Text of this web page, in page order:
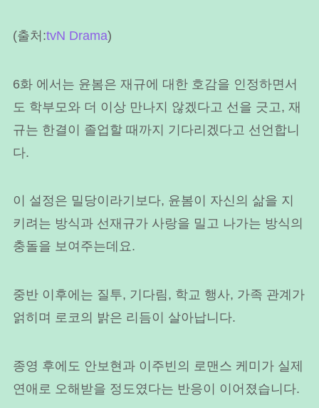
(출처:tvN Drama)
6화 에서는 윤봄은 재규에 대한 호감을 인정하면서
도 학부모와 더 이상 만나지 않겠다고 선을 긋고, 재
규는 한결이 졸업할 때까지 기다리겠다고 선언합니
다.
이 설정은 밀당이라기보다, 윤봄이 자신의 삶을 지
키려는 방식과 선재규가 사랑을 밀고 나가는 방식의
충돌을 보여주는데요.
중반 이후에는 질투, 기다림, 학교 행사, 가족 관계가
얽히며 로코의 밝은 리듬이 살아납니다.
종영 후에도 안보현과 이주빈의 로맨스 케미가 실제
연애로 오해받을 정도였다는 반응이 이어졌습니다.